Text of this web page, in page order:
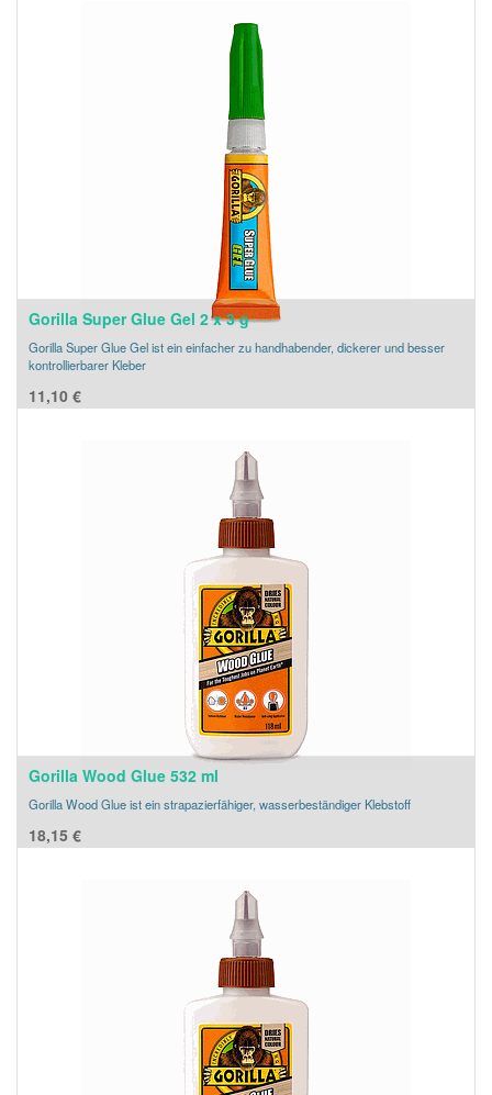
Gorilla Super Glue Gel 2 x 3 g
Gorilla Super Glue Gel ist ein einfacher zu handhabender, dickerer und besser
kontrollierbarer Kleber
11,10 €
Gorilla Wood Glue 532 ml
Gorilla Wood Glue ist ein strapazierfähiger, wasserbeständiger Klebstoff
18,15 €